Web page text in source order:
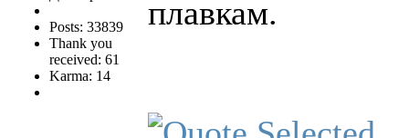
Posts: 33839
Thank you
received: 61
Karma: 14
плавкам.